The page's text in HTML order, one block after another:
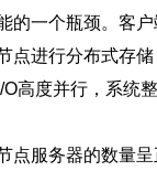
的一个瓶颈。客
点进行分布式存
高度并行，系统
服务器的数量呈